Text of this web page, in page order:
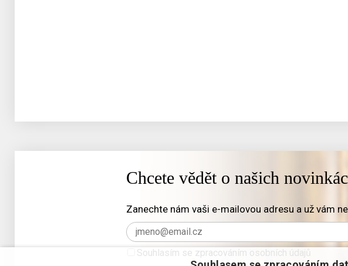
Chcete vědět o našich
Zanechte nám vaši e-mailovou adresu a už vám
Souhlasím se zpracováním osobních údajů